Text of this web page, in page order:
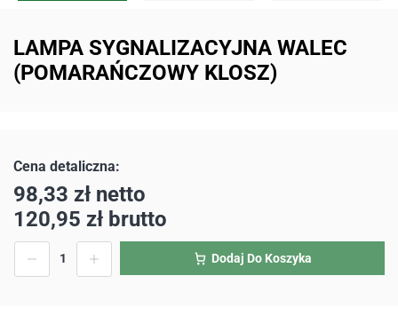
LAMPA SYGNALIZACYJNA WALEC
(POMARAŃCZOWY KLOSZ)
98,33 zł netto
120,95 zł brutto
Dodaj Do Koszyka